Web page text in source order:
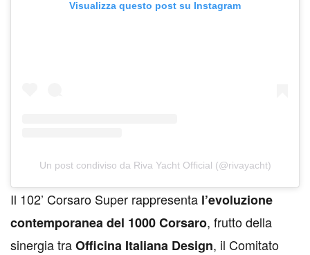
Visualizza questo post su Instagram
Un post condiviso da Riva Yacht Official (@rivayacht)
Il 102’ Corsaro Super rappresenta l’evoluzione
contemporanea del 1000 Corsaro, frutto della
sinergia traOfficina Italiana Design, il Comitato